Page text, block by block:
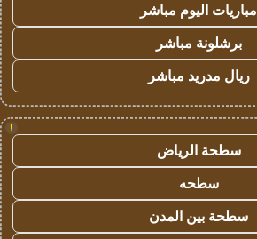
مباريات اليوم مباشر
برشلونة مباشر
ريال مدريد مباشر
!
سطحة الرياض
سطحه
سطحة بين المدن